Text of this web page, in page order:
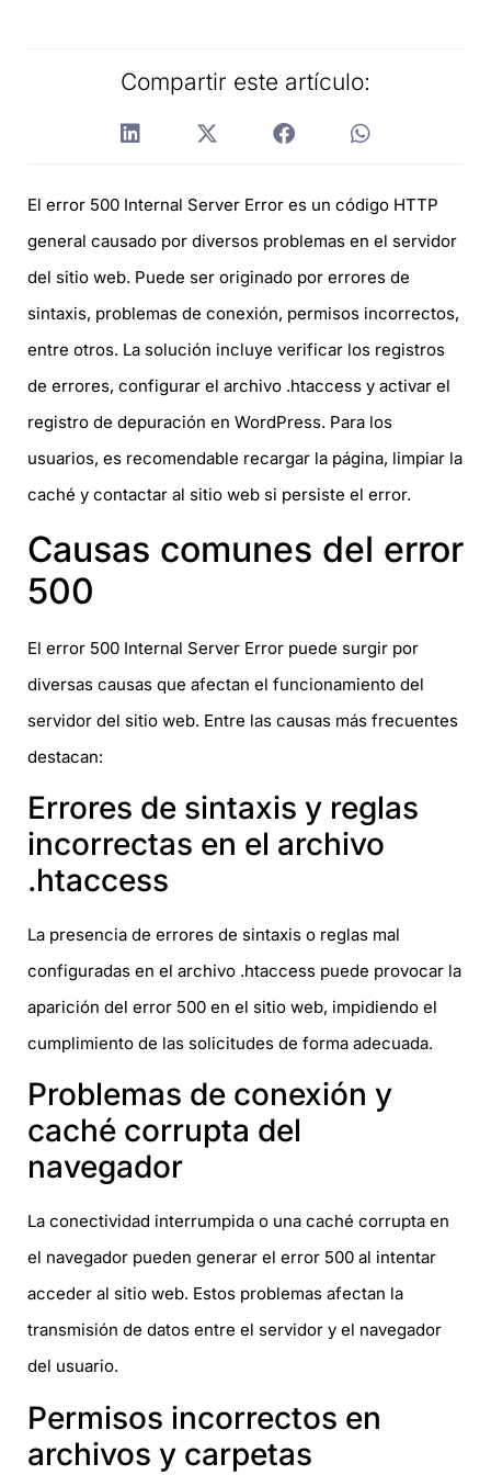
Compartir este artículo:
El error 500 Internal Server Error es un código HTTP
general causado por diversos problemas en el servidor
del sitio web. Puede ser originado por errores de
sintaxis, problemas de conexión, permisos incorrectos,
entre otros. La solución incluye verificar los registros
de errores, configurar el archivo .htaccess y activar el
registro de depuración en WordPress. Para los
usuarios, es recomendable recargar la página, limpiar la
caché y contactar al sitio web si persiste el error.
Causas comunes del error
500
El error 500 Internal Server Error puede surgir por
diversas causas que afectan el funcionamiento del
servidor del sitio web. Entre las causas más frecuentes
destacan:
Errores de sintaxis y reglas
incorrectas en el archivo
.htaccess
La presencia de errores de sintaxis o reglas mal
configuradas en el archivo .htaccess puede provocar la
aparición del error 500 en el sitio web, impidiendo el
cumplimiento de las solicitudes de forma adecuada.
Problemas de conexión y
caché corrupta del
navegador
La conectividad interrumpida o una caché corrupta en
el navegador pueden generar el error 500 al intentar
acceder al sitio web. Estos problemas afectan la
transmisión de datos entre el servidor y el navegador
del usuario.
Permisos incorrectos en
archivos y carpetas